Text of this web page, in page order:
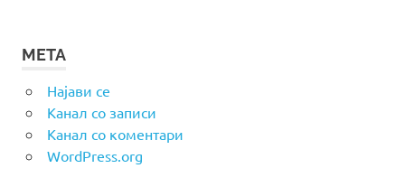
МЕТА
Најави се
Канал со записи
Канал со коментари
WordPress.org